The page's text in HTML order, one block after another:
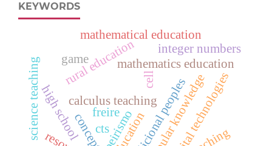
KEYWORDS
popular knowledge
tradicional peoples
rural educationmathematics education
calculus teaching digital technologies
mathematical education
concept
game
high school
cell
education
science teaching
integer numbers
cts
freire